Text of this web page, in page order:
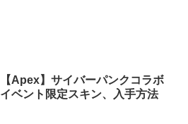
【Apex】サイバーパンクコラボ
イベント限定スキン、入手方法